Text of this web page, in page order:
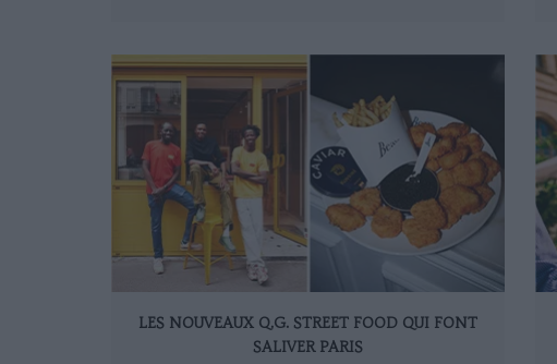
LES NOUVEAUX Q.G. STREET FOOD QUI FONT
SALIVER PARIS